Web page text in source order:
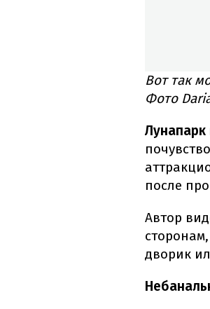
Вот так
Фото
Лунапарк
после
Автор
дворик